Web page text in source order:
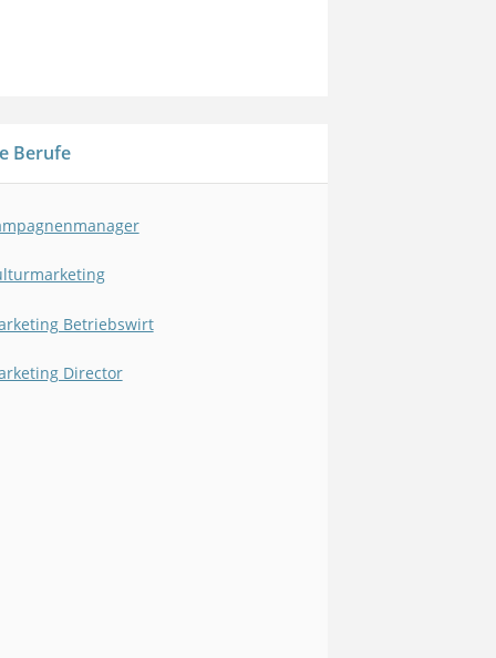
Berufe
Betriebswirt
Director